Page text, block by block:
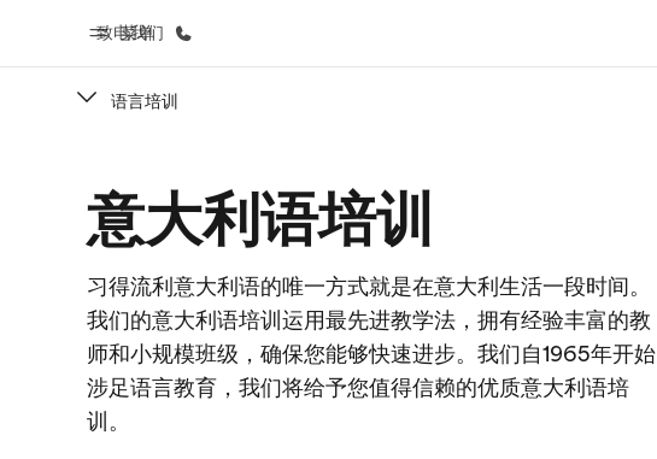
菜单
致电我们
欢迎来到英孚教育
语言培训
意大利语培训
习得流利意大利语的唯一方式就是在意大利生活一段时间。
我们的意大利语培训运用最先进教学法，拥有经验丰富的教
师和小规模班级，确保您能够快速进步。我们自1965年开始
涉足语言教育，我们将给予您值得信赖的优质意大利语培
训。